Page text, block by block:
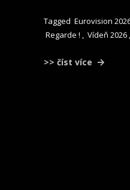
Tagged Eurovision
Regarde ! , Vídeň 2026 ,
>> číst více